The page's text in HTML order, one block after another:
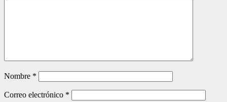
Nombre *
Correo electrónico *